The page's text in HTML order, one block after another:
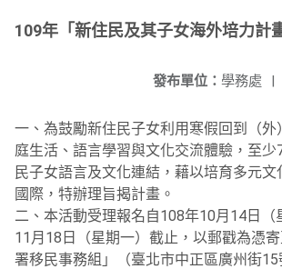
109年「新住民及其子女海外培力計畫
發布單位： 學務處 |
一、為鼓勵新住民子女利用寒假回到（外
庭生活、語言學習與文化交流體驗，至
民子女語言及文化連結，藉以培育多元
國際，特辦理旨揭計畫。
二、本活動受理報名自108年10月14日（
11月18日（星期一）截止，以郵戳為憑
署移民事務組」（臺北市中正區廣州街